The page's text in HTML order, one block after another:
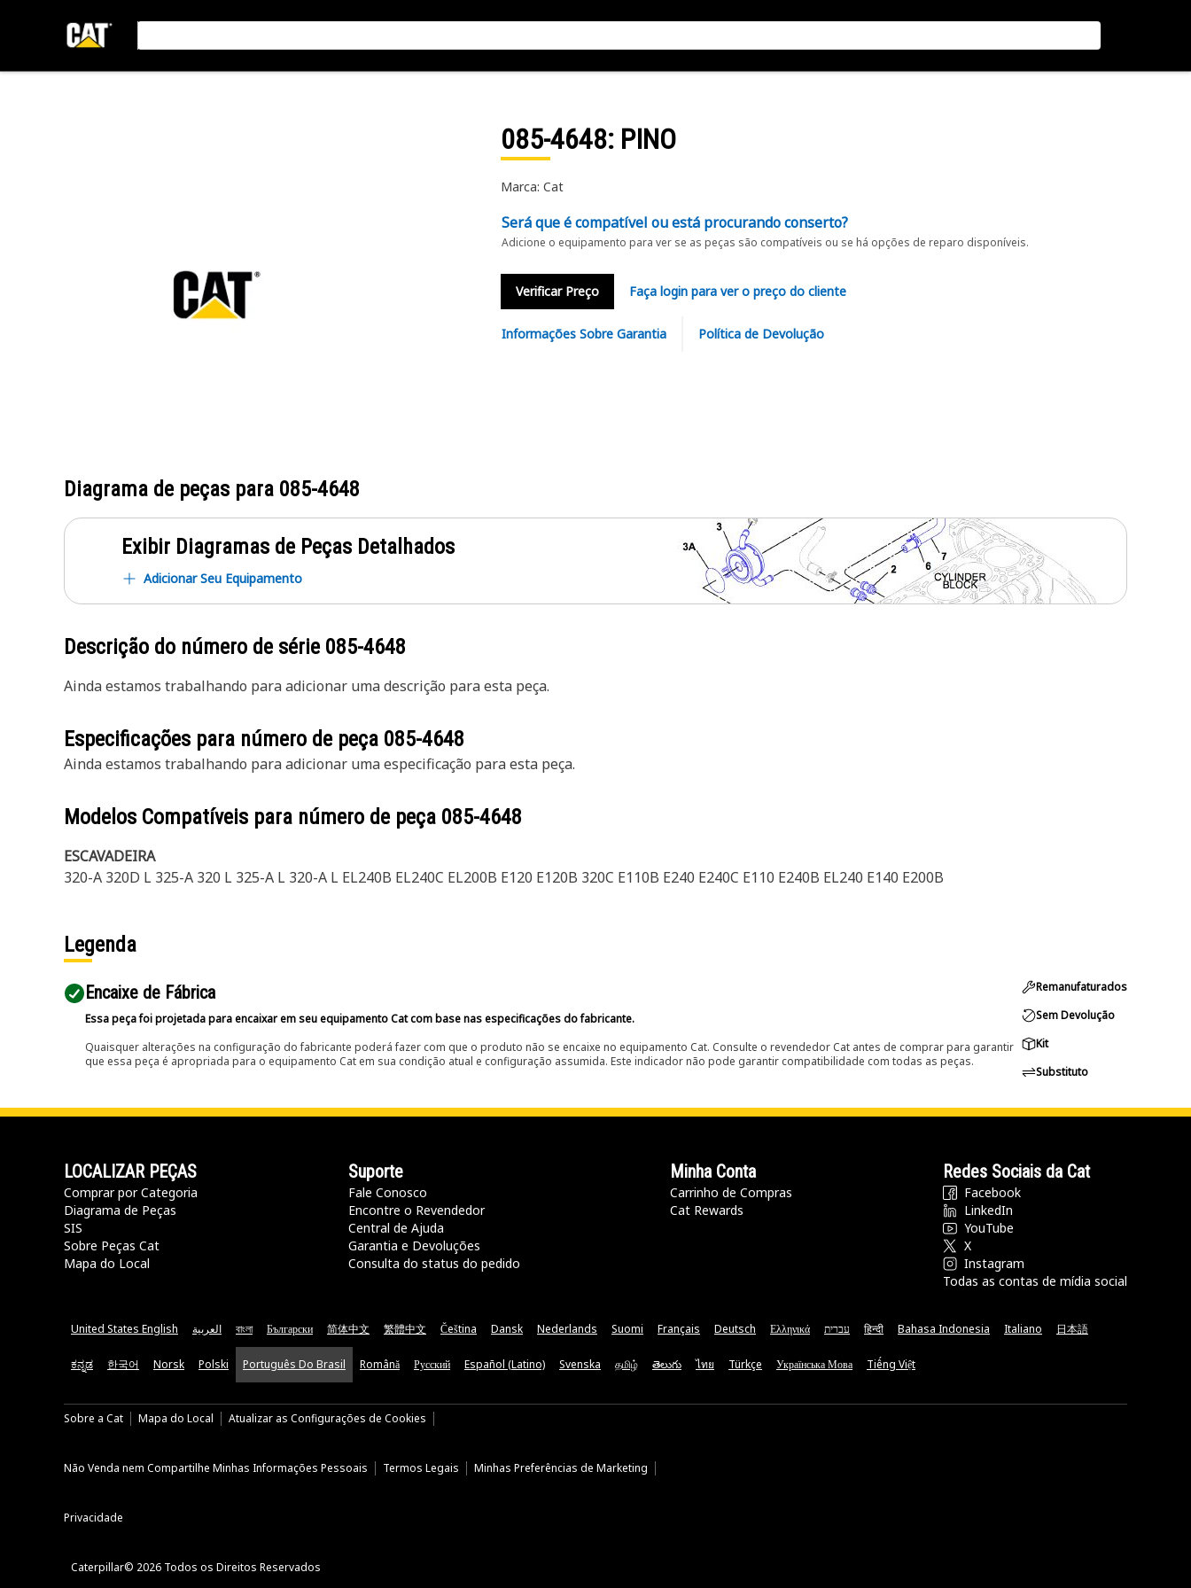
085-4648: PINO
Marca: Cat
Será que é compatível ou está procurando conserto?
Adicione o equipamento para ver se as peças são compatíveis ou se há opções de reparo disponíveis.
Verificar Preço Faça login para ver o preço do cliente
Informações Sobre Garantia Política de Devolução
Diagrama de peças para 085-4648
Exibir Diagramas de Peças Detalhados
Adicionar Seu Equipamento
Descrição do número de série 085-4648
Ainda estamos trabalhando para adicionar uma descrição para esta peça.
Especificações para número de peça 085-4648
Ainda estamos trabalhando para adicionar uma especificação para esta peça.
Modelos Compatíveis para número de peça 085-4648
ESCAVADEIRA
320-A 320D L 325-A 320 L 325-A L 320-A L EL240B EL240C EL200B E120 E120B 320C E110B E240 E240C E110 E240B EL240 E140 E200B
Legenda
Encaixe de Fábrica
Essa peça foi projetada para encaixar em seu equipamento Cat com base nas especificações do fabricante.
Quaisquer alterações na configuração do fabricante poderá fazer com que o produto não se encaixe no equipamento Cat. Consulte o revendedor Cat antes de comprar para garantir
que essa peça é apropriada para o equipamento Cat em sua condição atual e configuração assumida. Este indicador não pode garantir compatibilidade com todas as peças.
Remanufaturados
Sem Devolução
Kit
Substituto
LOCALIZAR PEÇAS
Comprar por Categoria
Diagrama de Peças
SIS
Sobre Peças Cat
Mapa do Local
Suporte
Fale Conosco
Encontre o Revendedor
Central de Ajuda
Garantia e Devoluções
Consulta do status do pedido
Minha Conta
Carrinho de Compras
Cat Rewards
Redes Sociais da Cat
Facebook
LinkedIn
YouTube
X
Instagram
Todas as contas de mídia social
United States English العربية বাংলা Български 简体中文 繁體中文 Čeština Dansk Nederlands Suomi Français Deutsch Ελληνικά עברית हिन्दी Bahasa Indonesia Italiano 日本語
ಕನ್ನಡ 한국어 Norsk Polski Português Do Brasil Română Русский Español (Latino) Svenska தமிழ் తెలుగు ไทย Türkçe Українська Мова Tiếng Việt
Sobre a Cat Mapa do Local Atualizar as Configurações de Cookies
Não Venda nem Compartilhe Minhas Informações Pessoais Termos Legais Minhas Preferências de Marketing
Privacidade
Caterpillar© 2026 Todos os Direitos Reservados